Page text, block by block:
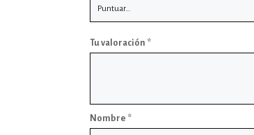
Tu valoración *
Nombre *